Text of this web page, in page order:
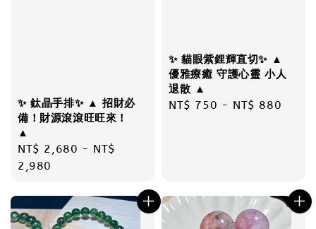
✨ 鈦晶手排✨ ▲ 招財必
備！財源滾滾旺旺來！
▲
Regular
price
NT$ 2,680 - NT$
2,980
✨ 貓眼紫鋰輝直切✨ ▲
優雅療癒 守護心靈 小人
退散 ▲
Regular
NT$ 750 - NT$ 880